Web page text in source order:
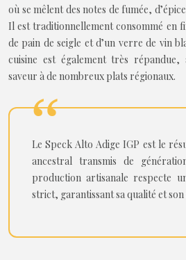
où se mêlent des notes de fumée,
Il est traditionnellement consommé en
de pain de seigle et d’un verre de vin
cuisine est également très
saveur à de nombreux plats régionaux.
Le Speck Alto Adige IGP est le
ancestral transmis de
production artisanale respecte
strict, garantissant sa qualité et